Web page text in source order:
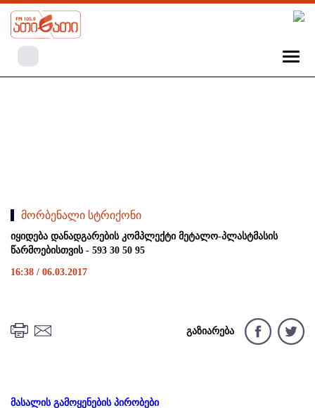
მორბენალი სტრიქონი
იყიდება დანადგარების კომპლექტი მეტალო-პლასტმასის
წარმოებისთვის - 593 30 50 95
16:38 / 06.03.2017
გაზიარება
მასალის გამოყენების პირობები